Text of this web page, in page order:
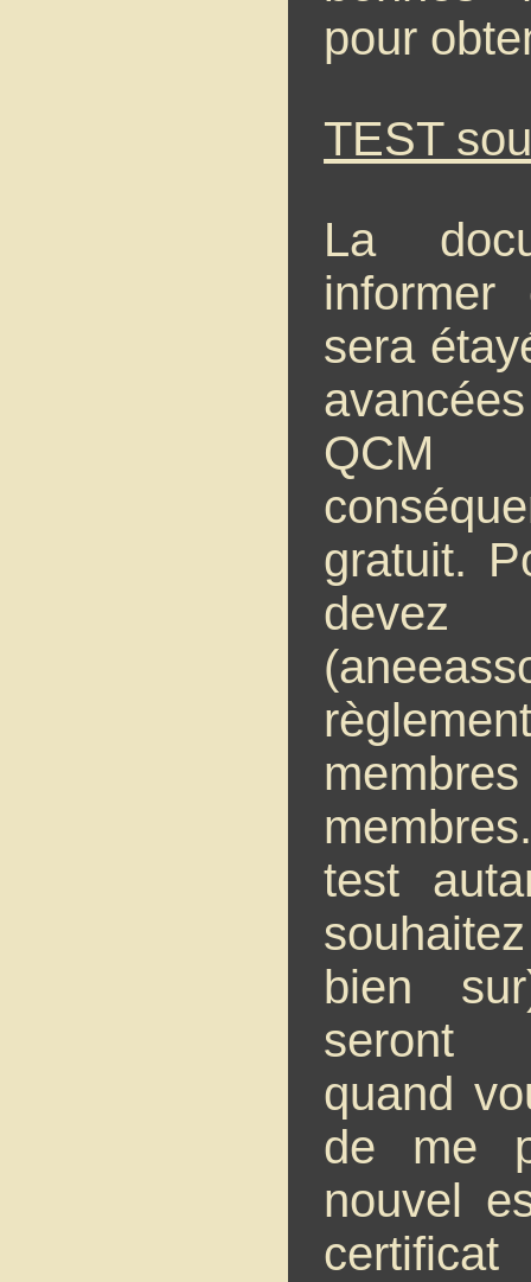
pour
TEST
La
sera
QCM
gratuit.
devez
test
bien
seront
quand
de me
nouvel